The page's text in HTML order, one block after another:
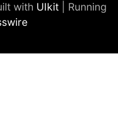
with UIkit| Running